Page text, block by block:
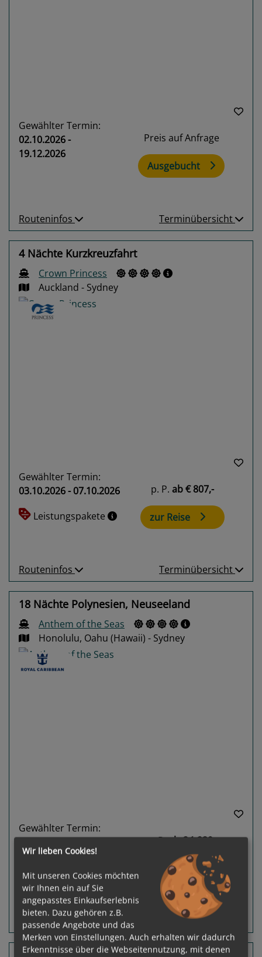
Gewählter Termin:
02.10.2026 -
19.12.2026
Preis auf Anfrage
Ausgebucht
Routeninfos Terminübersicht
4 Nächte Kurzkreuzfahrt
Crown Princess
Auckland - Sydney
Gewählter Termin:
03.10.2026 - 07.10.2026
Leistungspakete
p. P. ab€ 807,-
zur Reise
Routeninfos Terminübersicht
18 Nächte Polynesien, Neuseeland
Anthem of the Seas
Honolulu, Oahu (Hawaii) - Sydney
Gewählter Termin:
11.10.2026 - 30.10.2026
p. P.ab€ 1.239,-
zur Reise
Routeninfos Terminübersicht
Wir lieben Cookies!
Mit unseren Cookies möchten
wir Ihnen ein auf Sie
angepasstes Einkaufserlebnis
bieten. Dazu gehören z.B.
passende Angebote und das
Merken von Einstellungen. Auch erhalten wir dadurch
Erkenntnisse über die Webseitennutzung, mit denen